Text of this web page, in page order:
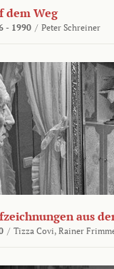
dem Weg
- 1990 / Peter Schreiner
aus
/ Tizza Covi, Rainer